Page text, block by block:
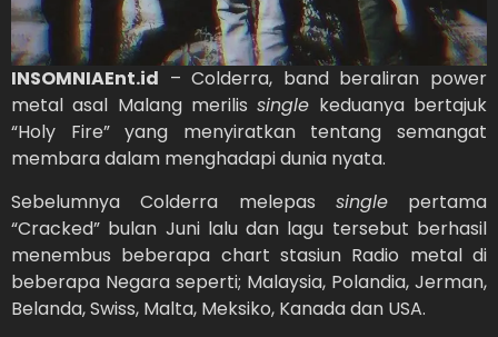
INSOMNIAEnt.id – Colderra, band beraliran power
metal asal Malang merilissingle keduanya bertajuk
“Holy Fire” yang menyiratkan tentang semangat
membara dalam menghadapi dunia nyata.
Sebelumnya Colderra melepas singlepertama
“Cracked” bulan Juni lalu dan lagu tersebut berhasil
menembus beberapa chart stasiun Radio metal di
beberapa Negara seperti; Malaysia, Polandia, Jerman,
Belanda, Swiss, Malta, Meksiko, Kanada dan USA.